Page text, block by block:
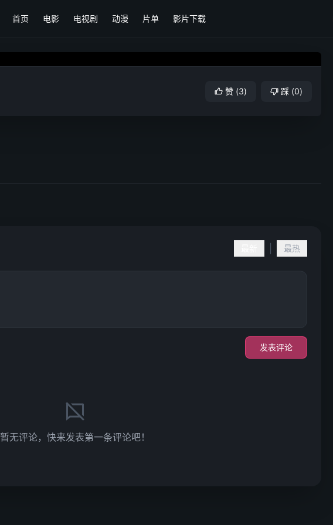
首页 电影 电视剧 动漫 片单 影片下载
赞 (3) 踩 (0)
最热
发表评论
暂无评论，快来发表第一条评论吧！